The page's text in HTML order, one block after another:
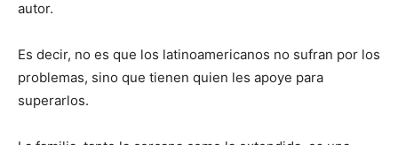
autor.
Es decir, no es que los latinoamericanos no sufran por los
problemas, sino que tienen quien les apoye para
superarlos.